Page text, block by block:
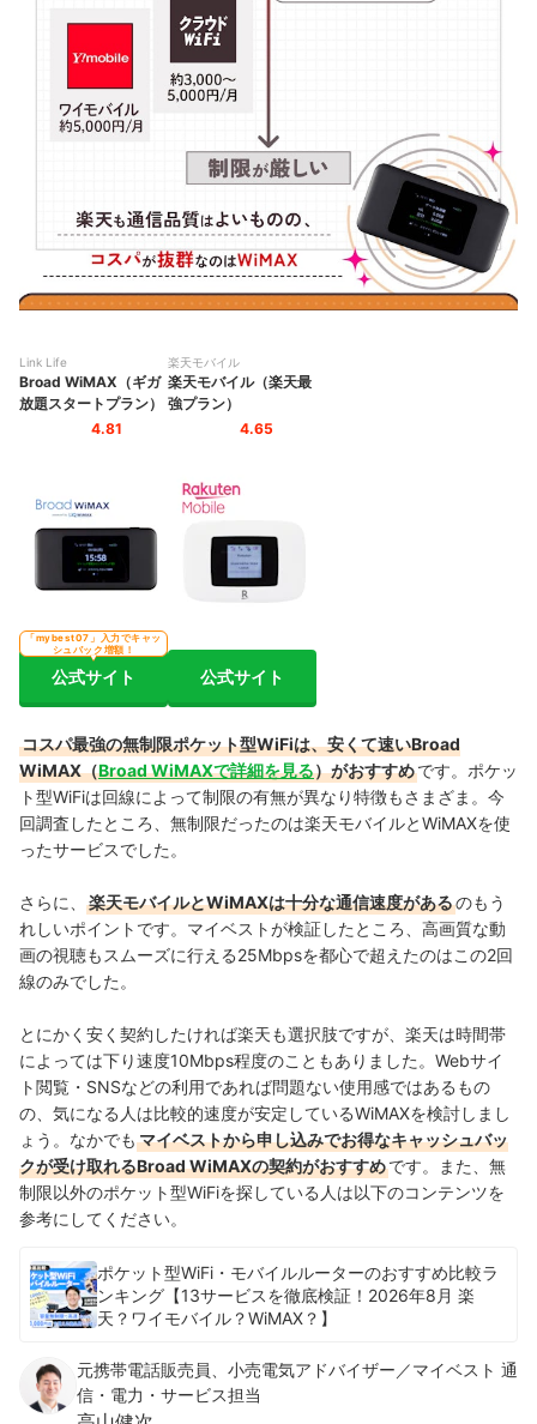
Link Life
Broad WiMAX（ギガ
放題スタートプラン）
4.81
公式サイト
「mybest07」入力でキャッ
シュバック増額！
楽天モバイル
楽天モバイル（楽天最
強プラン）
4.65
公式サイト
コスパ最強の無制限ポケット型WiFiは、安くて速いBroad
WiMAX（Broad WiMAXで詳細を見る）がおすすめです。ポケッ
ト型WiFiは回線によって制限の有無が異なり特徴もさまざま。今
回調査したところ、無制限だったのは楽天モバイルとWiMAXを使
ったサービスでした。
さらに、 楽天モバイルとWiMAXは十分な通信速度があるのもう
れしいポイントです。マイベストが検証したところ、高画質な動
画の視聴もスムーズに行える25Mbpsを都心で超えたのはこの2回
線のみでした。
とにかく安く契約したければ楽天も選択肢ですが、楽天は時間帯
によっては下り速度10Mbps程度のこともありました。Webサイ
ト閲覧・SNSなどの利用であれば問題ない使用感ではあるもの
の、気になる人は比較的速度が安定しているWiMAXを検討しまし
ょう。なかでも マイベストから申し込みでお得なキャッシュバッ
クが受け取れるBroad WiMAXの契約がおすすめです。また、無
制限以外のポケット型WiFiを探している人は以下のコンテンツを
参考にしてください。
ポケット型WiFi・モバイルルーターのおすすめ比較ラ
ンキング【13サービスを徹底検証！2026年8月 楽
天？ワイモバイル？WiMAX？】
元携帯電話販売員、小売電気アドバイザー／マイベスト 通
信・電力・サービス担当